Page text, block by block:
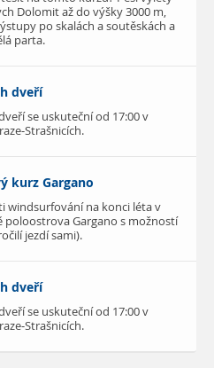
Dolomit až do výšky 3000 m,
po skalách a soutěskách a
parta.
dveří
se uskuteční od 17:00 v
Strašnicích.
kurz Gargano
windsurfování na konci léta v
Gargano s možností
jezdí sami).
dveří
se uskuteční od 17:00 v
Strašnicích.